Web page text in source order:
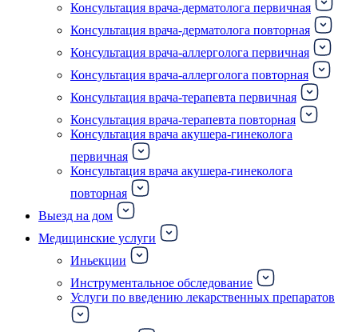
Консультация врача-дерматолога первичная
Консультация врача-дерматолога повторная
Консультация врача-аллерголога первичная
Консультация врача-аллерголога повторная
Консультация врача-терапевта первичная
Консультация врача-терапевта повторная
Консультация врача акушера-гинеколога
первичная
Консультация врача акушера-гинеколога
повторная
Выезд на дом
Медицинские услуги
Иньекции
Инструментальное обследование
Услуги по введению лекарственных препаратов